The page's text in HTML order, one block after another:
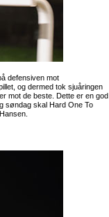
defensiven mot
og dermed tok sjuåringen
mot de beste. Dette er en god
søndag skal Hard One To